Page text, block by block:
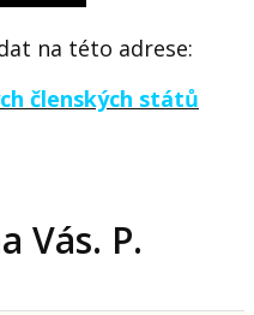
na této adrese:
členských států
Vás. P.